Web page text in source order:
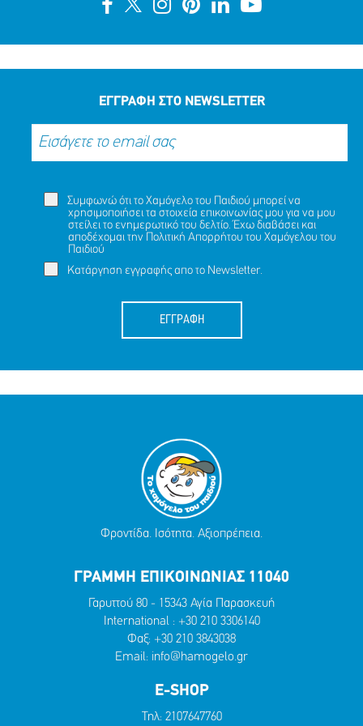
ΕΓΓΡΑΦΗ ΣΤΟ NEWSLETTER
Συμφωνώ ότι το Χαμόγελο του Παιδιού μπορεί να
χρησιμοποιήσει τα στοιχεία επικοινωνίας μου για να μου
στείλει το ενημερωτικό του δελτίο. Έχω διαβάσει και
αποδέχομαι την Πολιτική Απορρήτου του Χαμόγελου του
Παιδιού
Κατάργηση εγγραφής απο το Newsletter.
ΕΓΓΡΑΦΗ
Φροντίδα. Ισότητα. Αξιοπρέπεια.
ΓΡΑΜΜΗ ΕΠΙΚΟΙΝΩΝΙΑΣ 11040
Γαρυττού 80 - 15343 Αγία Παρασκευή
International : +30 210 3306140
Φαξ: +30 210 3843038
Email: info@hamogelo.gr
E-SHOP
Τηλ: 2107647760